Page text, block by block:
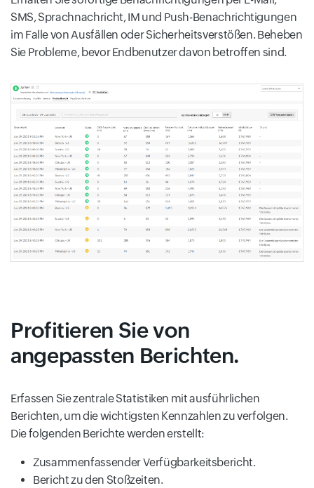
SMS, Sprachnachricht, IM und Push-Benachrichtigungen
im Falle von Ausfällen oder Sicherheitsverstößen. Beheben
Sie Probleme, bevor Endbenutzer davon betroffen sind.
Profitieren Sie von
angepassten Berichten.
Erfassen Sie zentrale Statistiken mit ausführlichen
Berichten, um die wichtigsten Kennzahlen zu verfolgen.
Die folgenden Berichte werden erstellt:
Zusammenfassender Verfügbarkeitsbericht.
Bericht zu den Stoßzeiten.